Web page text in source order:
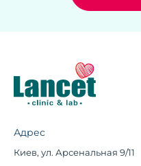
Адрес
Киев, ул. Арсенальная 9/11